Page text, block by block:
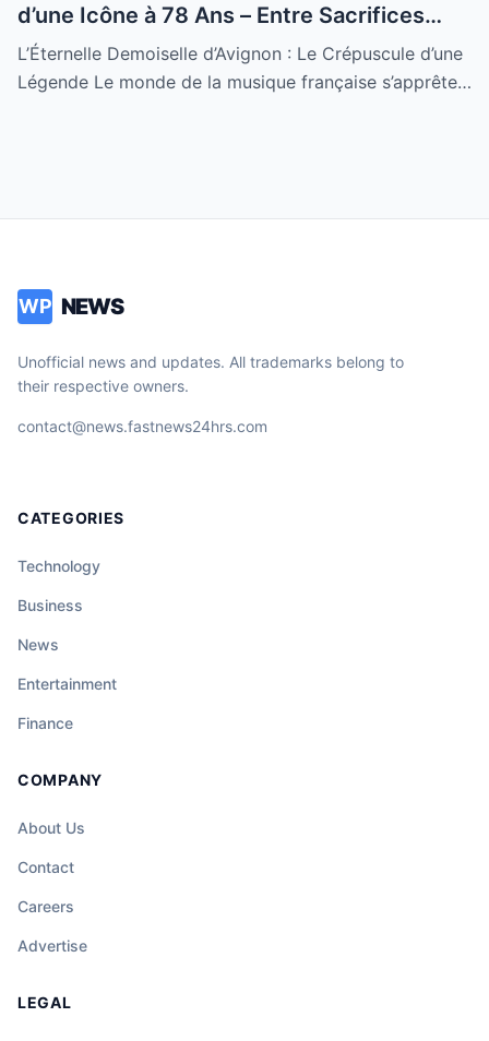
d’une Icône à 78 Ans – Entre Sacrifices
Amoureux et Destin Royal
L’Éternelle Demoiselle d’Avignon : Le Crépuscule d’une
Légende Le monde de la musique française s’apprête…
WP NEWS
Unofficial news and updates. All trademarks belong to
their respective owners.
contact@news.fastnews24hrs.com
CATEGORIES
Technology
Business
News
Entertainment
Finance
COMPANY
About Us
Contact
Careers
Advertise
LEGAL